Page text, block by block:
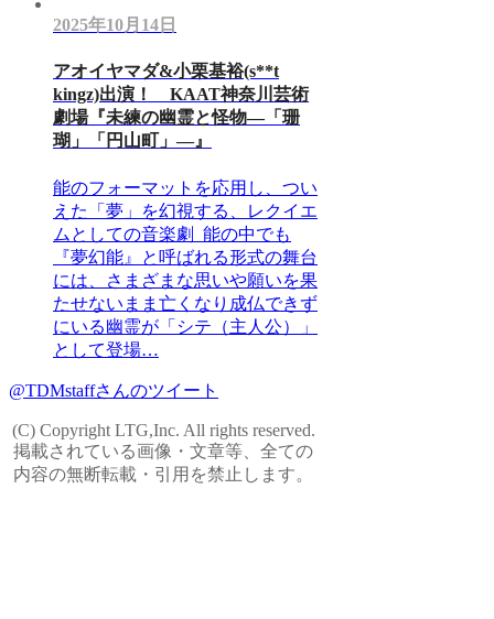
2025年10月14日
アオイヤマダ&小栗基裕(s**t
kingz)出演！ KAAT神奈川芸術
劇場『未練の幽霊と怪物―「珊
瑚」「円山町」―』
能のフォーマットを応用し、つい
えた「夢」を幻視する、レクイエ
ムとしての音楽劇 能の中でも
『夢幻能』と呼ばれる形式の舞台
には、さまざまな思いや願いを果
たせないまま亡くなり成仏できず
にいる幽霊が「シテ（主人公）」
として登場…
@TDMstaffさんのツイート
(C) Copyright LTG,Inc. All rights reserved.
掲載されている画像・文章等、全ての
内容の無断転載・引用を禁止します。